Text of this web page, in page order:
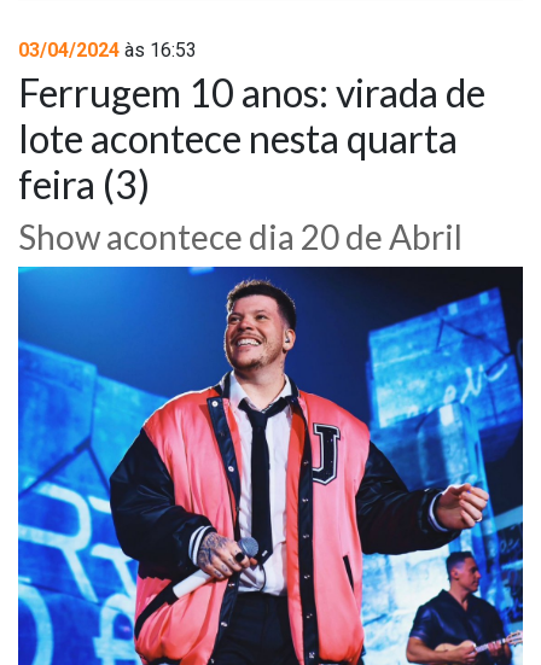
AGENDA
NOTÍCIAS
PROMOÇÕES
CONTATO
03/04/2024 às 16:53
Ferrugem 10 anos: virada de
lote acontece nesta quarta
feira (3)
Show acontece dia 20 de Abril